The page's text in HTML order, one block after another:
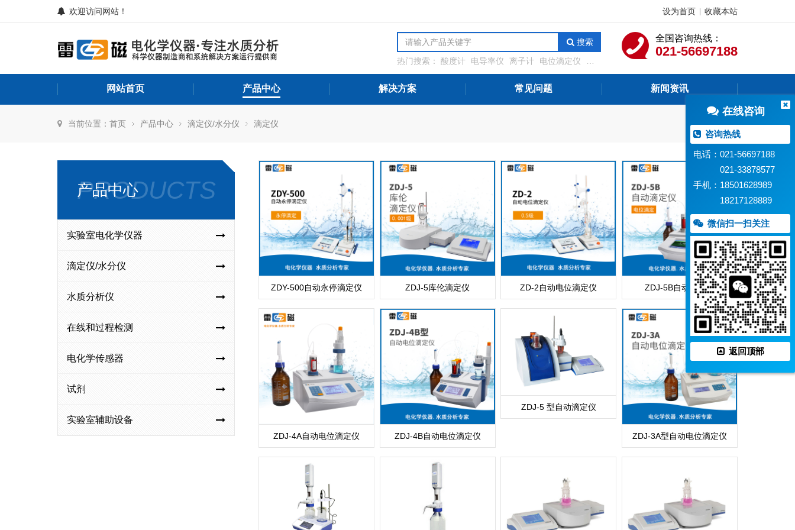
欢迎访问网站！ 设为首页 收藏本站
搜索
热门搜索： 酸度计 电导率仪 离子计 电位滴定仪
全国咨询热线：
021-56697188
网站首页 产品中心 解决方案 常见问题 新闻资讯
当前位置： 首页 产品中心 滴定仪/水分仪 滴定仪
产品中心
PRODUCTS
实验室电化学仪器
滴定仪/水分仪
水质分析仪
在线和过程检测
电化学传感器
试剂
实验室辅助设备
ZDY-500自动永停滴定仪 ZDJ-5库伦滴定仪 ZD-2自动电位滴定仪 ZDJ-5B自动滴定仪
ZDJ-4A自动电位滴定仪 ZDJ-4B自动电位滴定仪
ZDJ-5 型自动滴定仪
ZDJ-3A型自动电位滴定仪
在线咨询
咨询热线
电话：021-56697188
021-33878577
手机：18501628989
18217128889
微信扫一扫关注
返回顶部